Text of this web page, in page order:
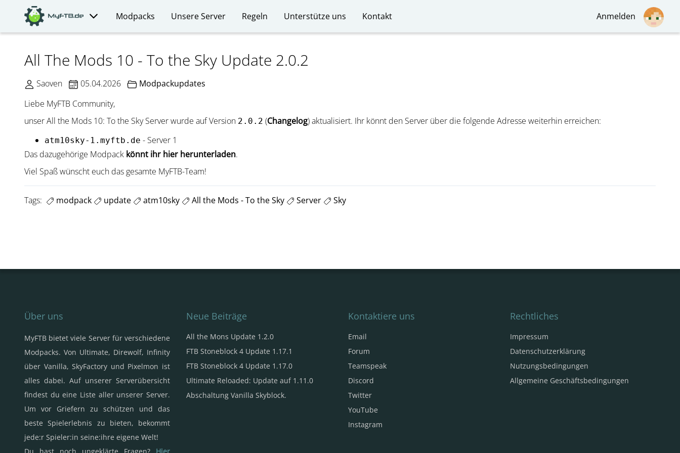
Modpacks Unsere Server Regeln Unterstütze uns Kontakt Anmelden
All The Mods 10 - To the Sky Update 2.0.2
Saoven 05.04.2026
Modpackupdates
Liebe MyFTB Community,
unser All the Mods 10: To the Sky Server wurde auf Version 2.0.2 (Changelog) aktualisiert. Ihr könnt den Server über die folgende Adresse weiterhin erreichen:
atm10sky-1.myftb.de - Server 1
Das dazugehörige Modpack könnt ihr hier herunterladen.
Viel Spaß wünscht euch das gesamte MyFTB-Team!
Tags: modpack update atm10sky All the Mods - To the Sky Server Sky
Über uns
MyFTB bietet viele Server für verschiedene
Modpacks. Von Ultimate, Direwolf, Infinity
über Vanilla, SkyFactory und Pixelmon ist
alles dabei. Auf unserer Serverübersicht
findest du eine Liste aller unserer Server.
Um vor Griefern zu schützen und das
beste Spielerlebnis zu bieten, bekommt
jede:r Spieler:in seine:ihre eigene Welt!
Neue Beiträge
All the Mons Update 1.2.0
FTB Stoneblock 4 Update 1.17.1
FTB Stoneblock 4 Update 1.17.0
Ultimate Reloaded: Update auf 1.11.0
Abschaltung Vanilla Skyblock.
Kontaktiere uns
Email
Forum
Teamspeak
Discord
Twitter
YouTube
Instagram
Rechtliches
Impressum
Datenschutzerklärung
Nutzungsbedingungen
Allgemeine Geschäftsbedingungen